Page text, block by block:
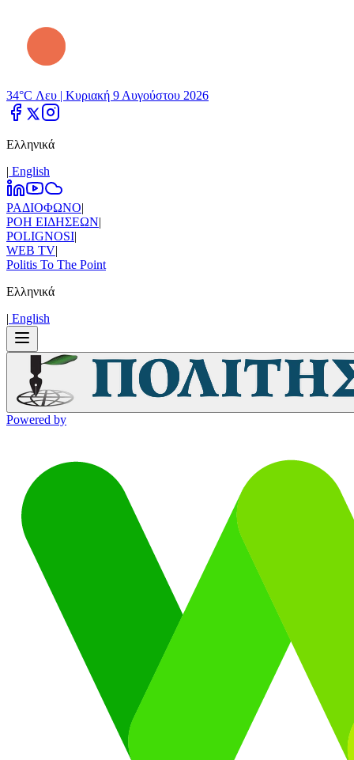
34°C Λευ | Κυριακή 9 Αυγούστου 2026
Ελληνικά
| Εnglish
ΡΑΔΙΟΦΩΝΟ|
ΡΟΗ ΕΙΔΗΣΕΩΝ|
POLIGNOSI|
WEB TV|
Politis To The Point
Ελληνικά
| Εnglish
Powered by